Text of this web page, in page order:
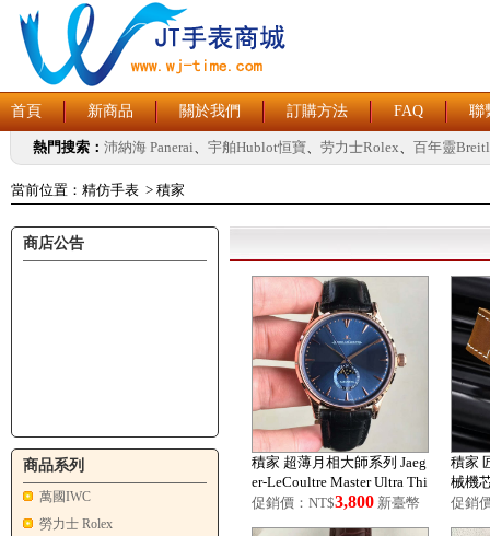
首頁 新商品 關於我們 訂購方法 FAQ 聯
熱門搜索： 沛納海 Panerai、 宇舶Hublot恒寶、 劳力士Rolex、 百年靈
當前位置： 精仿手表 > 積家
商店公告
商品系列
萬國IWC
勞力士 Rolex
積家 超薄月相大師系列 Jaeg
er-LeCoultre Master Ultra Thi
n Moon 男士腕表
促銷價：NT$3,800 新臺幣
積家
械機
促銷